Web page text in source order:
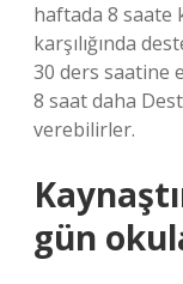
haftada 8 saate
karşılığında
30 ders saatine
8 saat daha
verebilirler.
gün